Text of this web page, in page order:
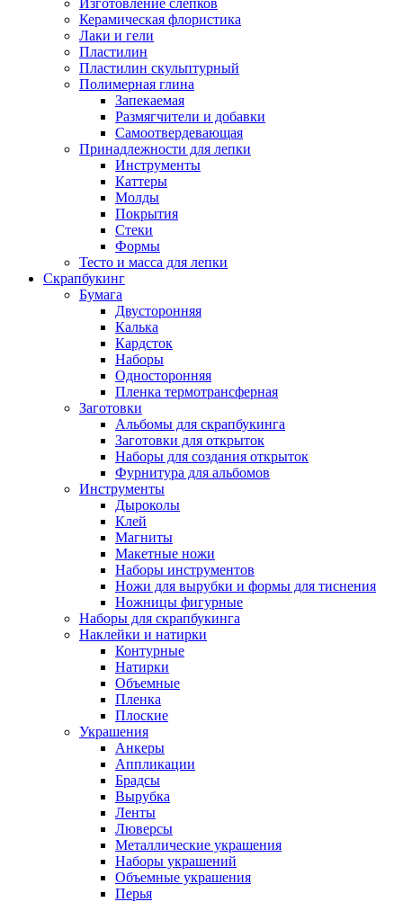
Изготовление слепков
Керамическая флористика
Лаки и гели
Пластилин
Пластилин скульптурный
Полимерная глина
Запекаемая
Размягчители и добавки
Самоотвердевающая
Принадлежности для лепки
Инструменты
Каттеры
Молды
Покрытия
Стеки
Формы
Тесто и масса для лепки
Скрапбукинг
Бумага
Двусторонняя
Калька
Кардсток
Наборы
Односторонняя
Пленка термотрансферная
Заготовки
Альбомы для скрапбукинга
Заготовки для открыток
Наборы для создания открыток
Фурнитура для альбомов
Инструменты
Дыроколы
Клей
Магниты
Макетные ножи
Наборы инструментов
Ножи для вырубки и формы для тиснения
Ножницы фигурные
Наборы для скрапбукинга
Наклейки и натирки
Контурные
Натирки
Объемные
Пленка
Плоские
Украшения
Анкеры
Аппликации
Брадсы
Вырубка
Ленты
Люверсы
Металлические украшения
Наборы украшений
Объемные украшения
Перья